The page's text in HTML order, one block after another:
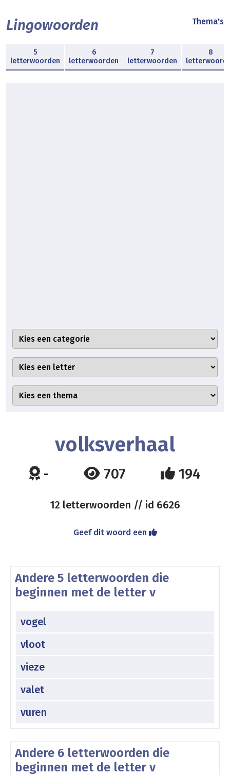
Lingowoorden Thema's
5
letterwoorden
6
letterwoorden
7
letterwoorden
8
volksverhaal
- 707 194
12 letterwoorden // id 6626
Geef dit woord een
Andere 5 letterwoorden die
beginnen met de letter v
vogel
vloot
vieze
valet
vuren
Andere 6 letterwoorden die
beginnen met de letter v